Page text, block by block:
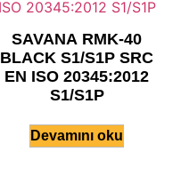
SAVANA RMK-40
BLACK S1/S1P SRC
EN ISO 20345:2012
S1/S1P
Devamını oku